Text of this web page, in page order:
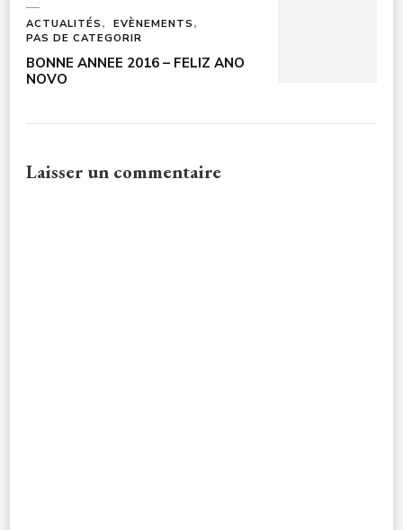
ACTUALITÉS
EVÈNEMENTS
PAS DE CATEGORIR
BONNE ANNEE 2016 – FELIZ ANO
NOVO
Laisser un commentaire